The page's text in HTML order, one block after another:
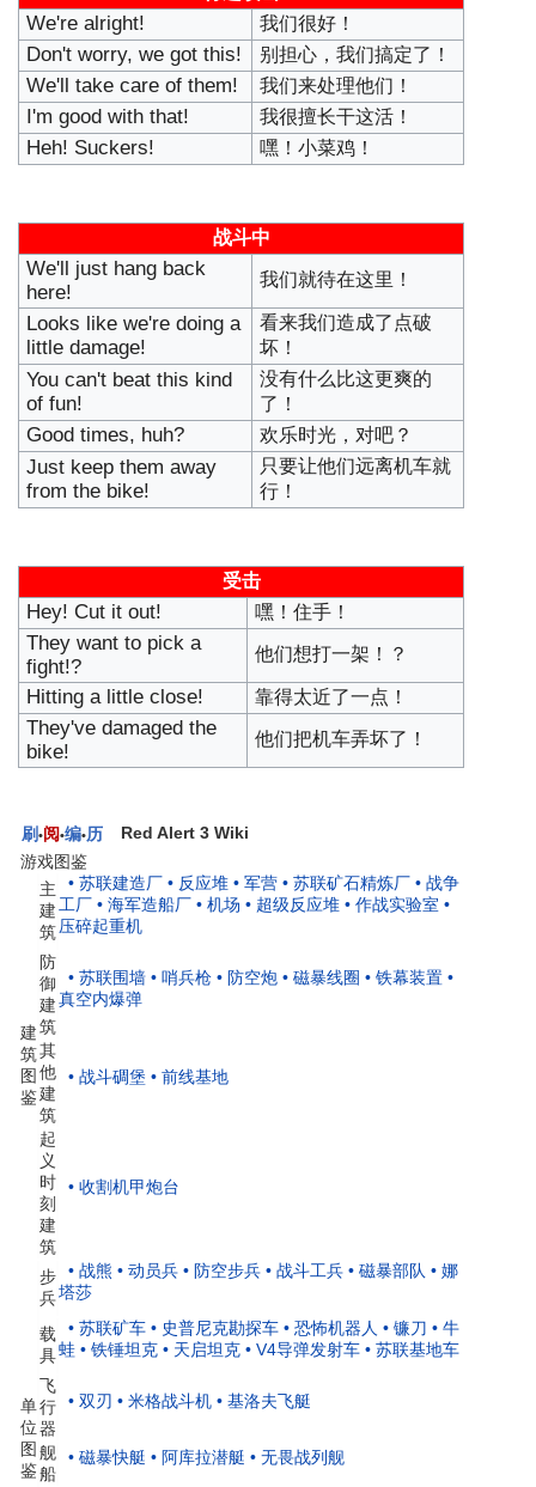
We're alright! 我们很好！
Don't worry, we got this! 别担心，我们搞定了！
We'll take care of them! 我们来处理他们！
I'm good with that! 我很擅长干这活！
Heh! Suckers! 嘿！小菜鸡！
战斗中
We'll just hang back
here!
我们就待在这里！
Looks like we're doing a
little damage!
看来我们造成了点破
坏！
You can't beat this kind
of fun!
没有什么比这更爽的
了！
Good times, huh? 欢乐时光，对吧？
Just keep them away
from the bike!
只要让他们远离机车就
行！
受击
Hey! Cut it out! 嘿！住手！
They want to pick a
fight!?
他们想打一架！？
Hitting a little close! 靠得太近了一点！
They've damaged the
bike!
他们把机车弄坏了！
刷•阅•编•历
Red Alert 3 Wiki
游戏图鉴
建
筑
图
鉴
主
建
筑
• 苏联建造厂 • 反应堆 • 军营 • 苏联矿石精炼厂 • 战争
工厂 • 海军造船厂 • 机场 • 超级反应堆 • 作战实验室 •
压碎起重机
防
御
建
筑
• 苏联围墙 • 哨兵枪 • 防空炮 • 磁暴线圈 • 铁幕装置 •
真空内爆弹
其
他
建
筑
• 战斗碉堡 • 前线基地
起
义
时
刻
建
筑
• 收割机甲炮台
单
位
图
鉴
步
兵
• 战熊 • 动员兵 • 防空步兵 • 战斗工兵 • 磁暴部队 • 娜
塔莎
载
具
• 苏联矿车 • 史普尼克勘探车 • 恐怖机器人 • 镰刀 • 牛
蛙 • 铁锤坦克 • 天启坦克 • V4导弹发射车 • 苏联基地车
飞
行
器
• 双刃 • 米格战斗机 • 基洛夫飞艇
舰
船
• 磁暴快艇 • 阿库拉潜艇 • 无畏战列舰